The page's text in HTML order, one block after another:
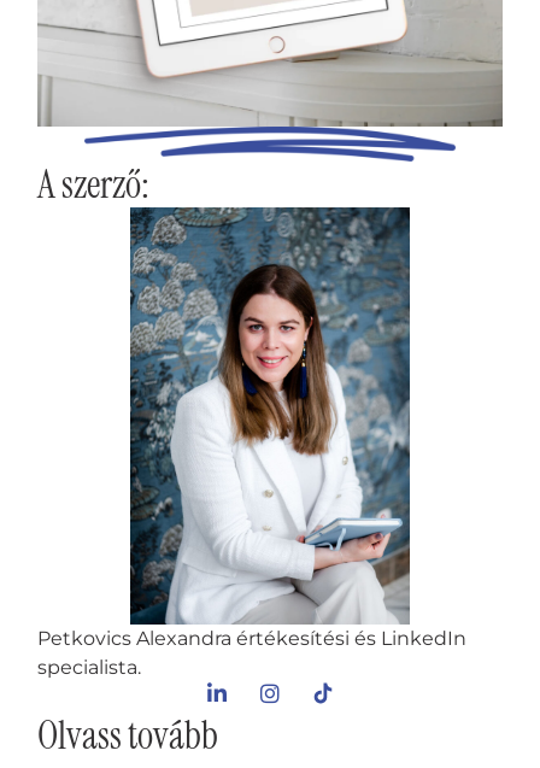
A szerző:
Petkovics Alexandra értékesítési és LinkedIn
specialista.
Olvass tovább